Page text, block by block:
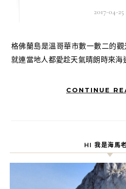
2017-04-25
格佛蘭島是溫哥華市數一數二的觀光景點。別說是觀光客，
就連當地人都愛趁天氣晴朗時來海
CONTINUE
HI 我是海馬